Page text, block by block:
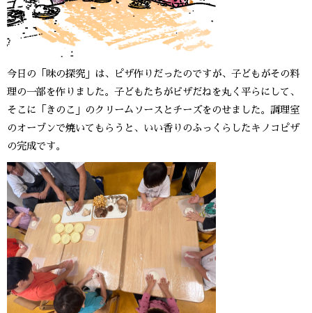
今日の「味の探究」は、ピザ作りだったのですが、子どもがその料
理の一部を作りました。子どもたちがビザだねを丸く平らにして、
そこに「きのこ」のクリームソースとチーズをのせました。調理室
のオーブンで焼いてもらうと、いい香りのふっくらしたキノコピザ
の完成です。